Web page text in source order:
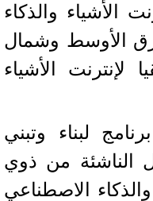
الأشياء والذكاء
الأوسط وشمال
لإنترنت الأشياء
لبناء وتبني
الناشئة من ذوي
الاصطناعي